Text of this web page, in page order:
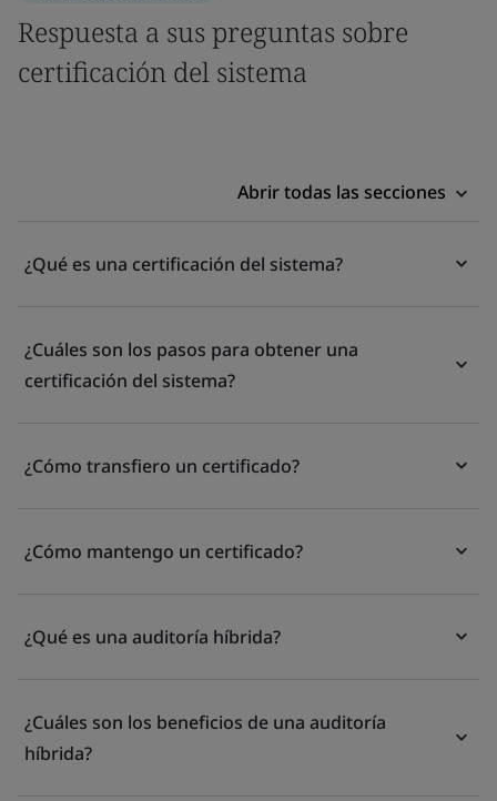
Respuesta a sus preguntas sobre
certificación del sistema
Abrir todas las secciones
¿Qué es una certificación del sistema?
¿Cuáles son los pasos para obtener una
certificación del sistema?
¿Cómo transfiero un certificado?
¿Cómo mantengo un certificado?
¿Qué es una auditoría híbrida?
¿Cuáles son los beneficios de una auditoría
híbrida?